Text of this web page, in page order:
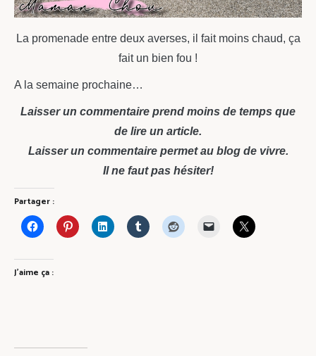
La promenade entre deux averses, il fait moins chaud, ça
fait un bien fou !
A la semaine prochaine…
Laisser un commentaire prend moins de temps que
de lire un article.
Laisser un commentaire permet au blog de vivre.
Il ne faut pas hésiter!
Partager :
J’aime ça :